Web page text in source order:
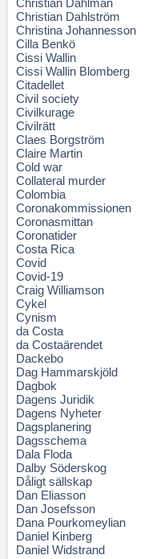
Christian Dahlman
Christian Dahlström
Christina Johannesson
Cilla Benkö
Cissi Wallin
Cissi Wallin Blomberg
Citadellet
Civil society
Civilkurage
Civilrätt
Claes Borgström
Claire Martin
Cold war
Collateral murder
Colombia
Coronakommissionen
Coronasmittan
Coronatider
Costa Rica
Covid
Covid-19
Craig Williamson
Cykel
Cynism
da Costa
da Costaärendet
Dackebo
Dag Hammarskjöld
Dagbok
Dagens Juridik
Dagens Nyheter
Dagsplanering
Dagsschema
Dala Floda
Dalby Söderskog
Dåligt sällskap
Dan Eliasson
Dan Josefsson
Dana Pourkomeylian
Daniel Kinberg
Daniel Widstrand